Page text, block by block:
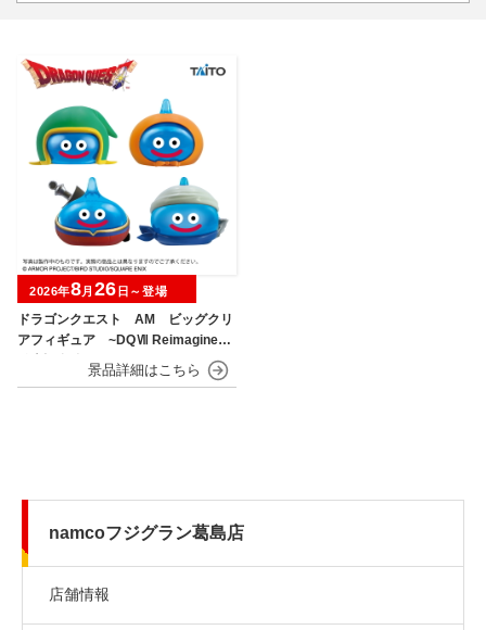
ドラゴンクエスト AM ビッグクリ
アフィギュア ~DQⅦ Reimagined
発売記念編~
2026年8月 26 日～登場
namcoフジグラン葛島店
店舗情報